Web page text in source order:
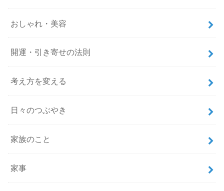
おしゃれ・美容
開運・引き寄せの法則
考え方を変える
日々のつぶやき
家族のこと
家事